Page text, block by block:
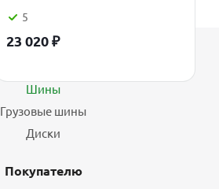
5
23 020₽
Шины
Грузовые шины
Диски
Покупателю